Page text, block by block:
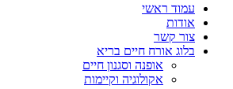
עמוד ראשי
אודות
צור קשר
בלוג אורח חיים בריא
אופנה וסגנון חיים
אקולוגיה וקיימות